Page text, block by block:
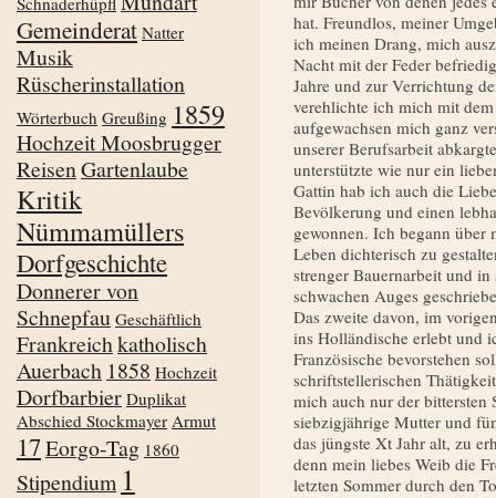
hat. Freundlos, meiner
ich meinen Drang, mich
Nacht mit der Feder
Jahre und zur Verrichtung
verehlichte ich mich mit
aufgewachsen mich ganz
unserer Berufsarbeit
unterstützte wie nur ein
Gattin hab ich auch die
Bevölkerung und einen
gewonnen. Ich begann über
Leben dichterisch zu
strenger Bauernarbeit und
schwachen Auges
Das zweite davon, im
ins Holländische erlebt und
Französische bevorstehen
schriftstellerischen
mich auch nur der bittersten
siebzigjährige Mutter und
das jüngste Xt Jahr alt, zu
denn mein liebes Weib die
letzten Sommer durch den
Gemeinderat Natter
Musik
Rüscherinstallation
Wörterbuch Greußing 1859
Hochzeit Moosbrugger
ReisenGartenlaube
Kritik
Nümmamüllers
Dorfgeschichte
Donnerer von
Schnepfau Geschäftlich
Frankreichkatholisch
Auerbach 1858 Hochzeit
Dorfbarbier Duplikat
Abschied Stockmayer Armut
17Eorgo-Tag 1860
Stipendium 1